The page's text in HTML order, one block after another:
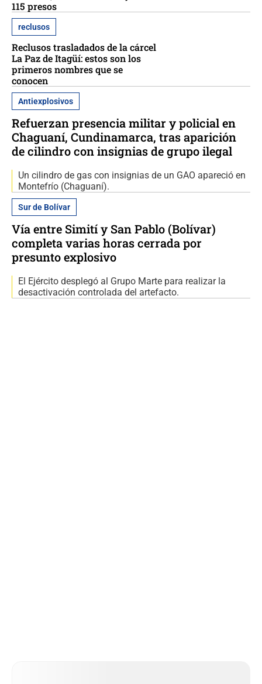
115 presos
reclusos
Reclusos trasladados de la cárcel
La Paz de Itagüí: estos son los
primeros nombres que se
conocen
Antiexplosivos
Refuerzan presencia militar y policial en
Chaguaní, Cundinamarca, tras aparición
de cilindro con insignias de grupo ilegal
Un cilindro de gas con insignias de un GAO apareció en
Montefrío (Chaguaní).
Sur de Bolívar
Vía entre Simití y San Pablo (Bolívar)
completa varias horas cerrada por
presunto explosivo
El Ejército desplegó al Grupo Marte para realizar la
desactivación controlada del artefacto.